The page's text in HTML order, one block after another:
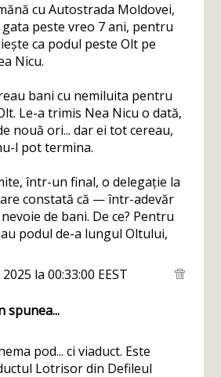
cu Autostrada Moldovei,
gata peste vreo 7 ani, pentru
ca podul peste Olt pe
Nicu.
bani cu nemiluita pentru
Le-a trimis Nea Nicu o dată,
nouă ori... dar ei tot cereau,
l pot termina.
într-un final, o delegație la
constată că — într-adevăr
de bani. De ce? Pentru
podul de-a lungul Oltului,
la 00:33:00 EEST
spunea...
pod... ci viaduct. Este
Lotrisor din Defileul